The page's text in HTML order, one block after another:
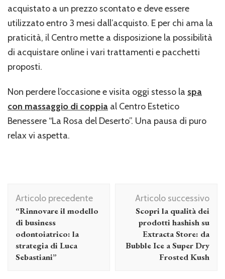
acquistato a un prezzo scontato e deve essere
utilizzato entro 3 mesi dall’acquisto. E per chi ama la
praticità, il Centro mette a disposizione la possibilità
di acquistare online i vari trattamenti e pacchetti
proposti.
Non perdere l’occasione e visita oggi stesso la spa
con massaggio di coppia al Centro Estetico
Benessere “La Rosa del Deserto”. Una pausa di puro
relax vi aspetta.
Navigazione
articolo
Articolo precedente
“Rinnovare il modello
di business
odontoiatrico: la
strategia di Luca
Sebastiani”
Articolo successivo
Scopri la qualità dei
prodotti hashish su
Extracta Store: da
Bubble Ice a Super Dry
Frosted Kush